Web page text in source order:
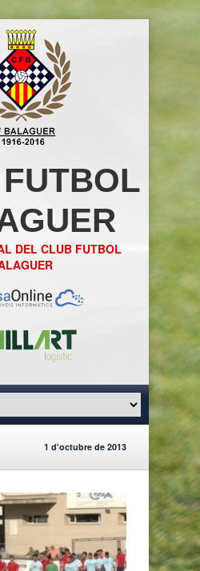
DEL CLUB FUTBOL
1 d'octubre de 2013